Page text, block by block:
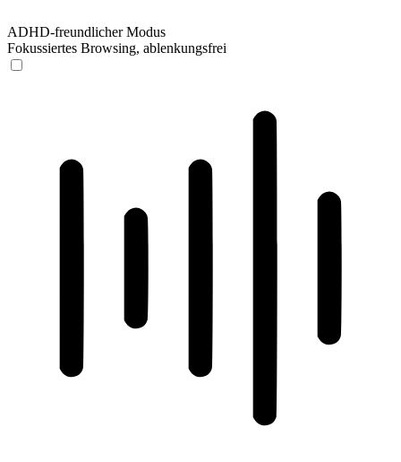
ADHD-freundlicher Modus
Fokussiertes Browsing, ablenkungsfrei